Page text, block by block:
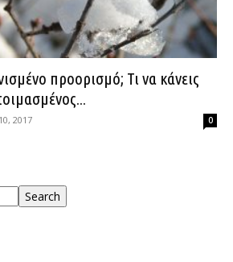
προορισμό; Τι να κάνεις
2017 0
Search